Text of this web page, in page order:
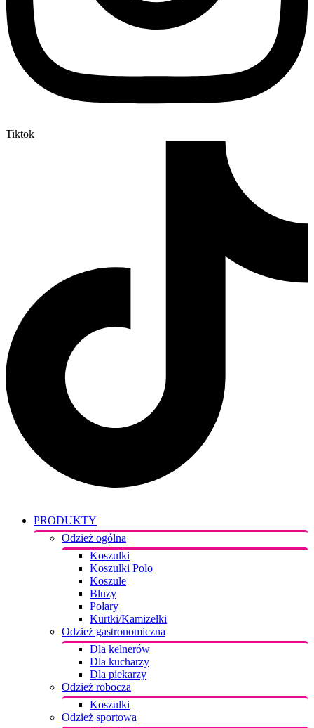
Tiktok
PRODUKTY
Odzież ogólna
Koszulki
Koszulki Polo
Koszule
Bluzy
Polary
Kurtki/Kamizelki
Odzież gastronomiczna
Dla kelnerów
Dla kucharzy
Dla piekarzy
Odzież robocza
Koszulki
Odzież sportowa